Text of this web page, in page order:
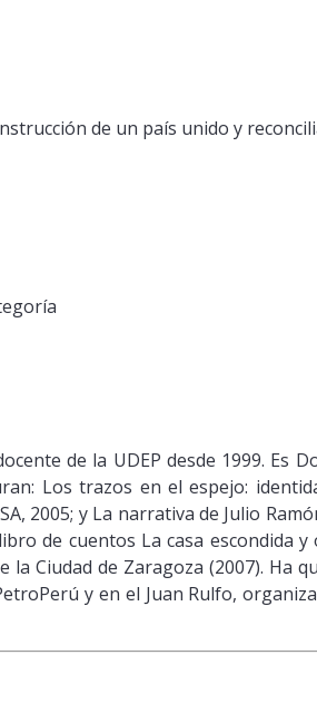
de un país unido y
de la UDEP desde 1999. Es
Los trazos en el espejo:
2005; y La narrativa de Julio
de cuentos La casa escondida
la Ciudad de Zaragoza (2007). Ha
y en el Juan Rulfo,